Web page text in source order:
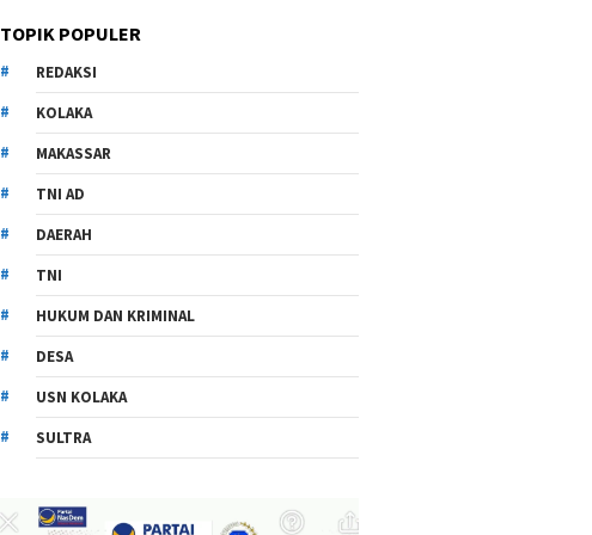
TOPIK POPULER
REDAKSI
KOLAKA
MAKASSAR
TNI AD
DAERAH
TNI
HUKUM DAN KRIMINAL
DESA
USN KOLAKA
SULTRA